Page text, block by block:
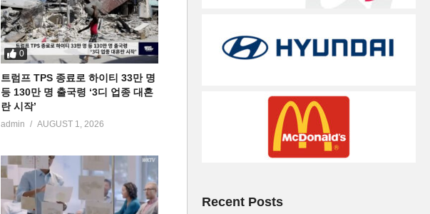
0
트럼프 TPS 종료로 하이티 33만 명
등 130만 명 출국령 ‘3디 업종 대혼
란 시작’
admin AUGUST 1, 2026
Recent Posts